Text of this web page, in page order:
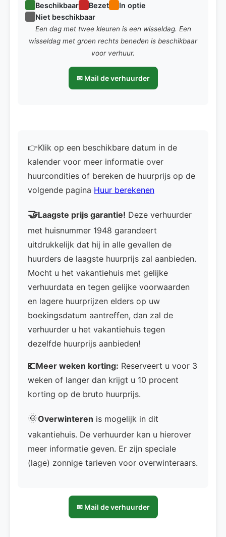
Beschikbaar Bezet
In optie
Niet beschikbaar
Een dag met twee kleuren is een wisseldag. Een
wisseldag met groen rechts beneden is beschikbaar
voor verhuur.
✉ Mail de verhuurder
👉Klik op een beschikbare datum in de
kalender voor meer informatie over
huurcondities of bereken de huurprijs op de
volgende pagina Huur berekenen
🤝Laagste prijs garantie! Deze verhuurder
met huisnummer 1948 garandeert
uitdrukkelijk dat hij in alle gevallen de
huurders de laagste huurprijs zal aanbieden.
Mocht u het vakantiehuis met gelijke
verhuurdata en tegen gelijke voorwaarden
en lagere huurprijzen elders op uw
boekingsdatum aantreffen, dan zal de
verhuurder u het vakantiehuis tegen
dezelfde huurprijs aanbieden!
💶Meer weken korting: Reserveert u voor 3
weken of langer dan krijgt u 10 procent
korting op de bruto huurprijs.
🌞Overwinteren is mogelijk in dit
vakantiehuis. De verhuurder kan u hierover
meer informatie geven. Er zijn speciale
(lage) zonnige tarieven voor overwinteraars.
✉ Mail de verhuurder